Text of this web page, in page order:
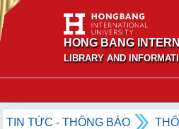
HONG BANG
LIBRARY AND
TIN TỨC - THÔNG BÁO